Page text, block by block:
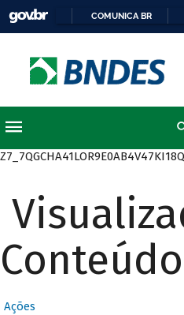
COMUNICA BR
Ações